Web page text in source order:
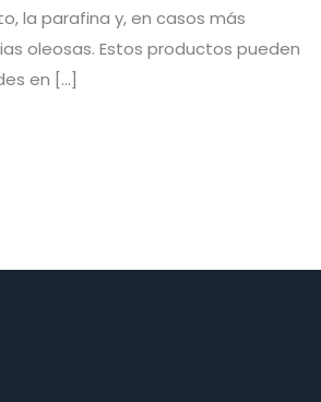
la parafina y, en casos más
oleosas. Estos productos pueden
en […]